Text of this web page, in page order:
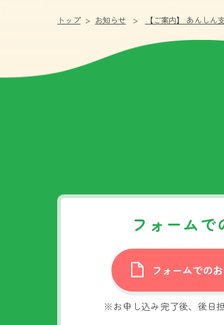
トップ お知らせ 【ご案内】 あんし
フォームで
フォームでの
※お申し込み完了後、後日